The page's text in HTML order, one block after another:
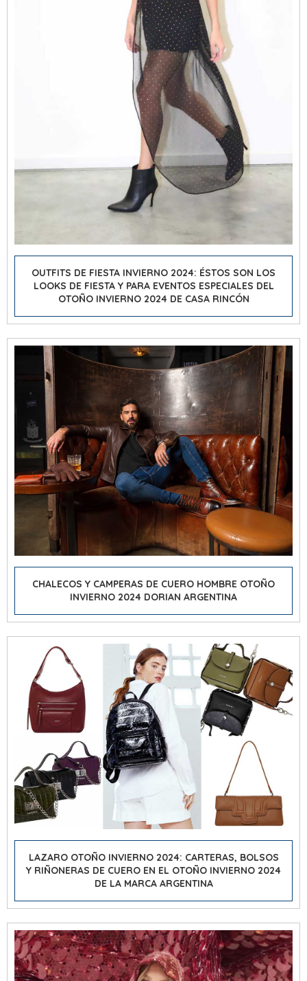
OUTFITS DE FIESTA INVIERNO 2024: ÉSTOS SON LOS
LOOKS DE FIESTA Y PARA EVENTOS ESPECIALES DEL
OTOÑO INVIERNO 2024 DE CASA RINCÓN
CHALECOS Y CAMPERAS DE CUERO HOMBRE OTOÑO
INVIERNO 2024 DORIAN ARGENTINA
LAZARO OTOÑO INVIERNO 2024: CARTERAS, BOLSOS
Y RIÑONERAS DE CUERO EN EL OTOÑO INVIERNO 2024
DE LA MARCA ARGENTINA